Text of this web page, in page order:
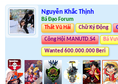
Nguyễn Khắc Thịnh
Bá Đạo Forum
Thất Vũ Hải
Chữ Ký Động
Công Hội MANUTD.S4 Bá
Wanted 600.000.000 Beri